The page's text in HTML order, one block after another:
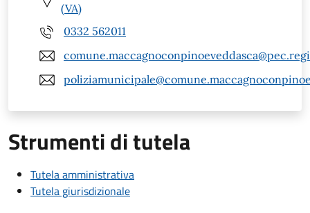
(VA)
0332 562011
Strumenti di tutela
Tutela amministrativa
Tutela giurisdizionale